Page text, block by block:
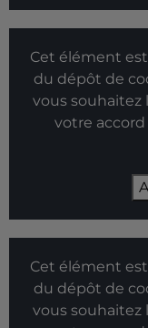
Cet élément
du dépôt de
vous souhaitez
votre
Cet élément
du dépôt de
vous souhaitez